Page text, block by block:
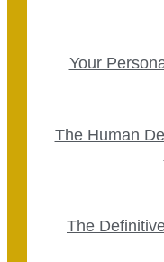
Your
The Human
The